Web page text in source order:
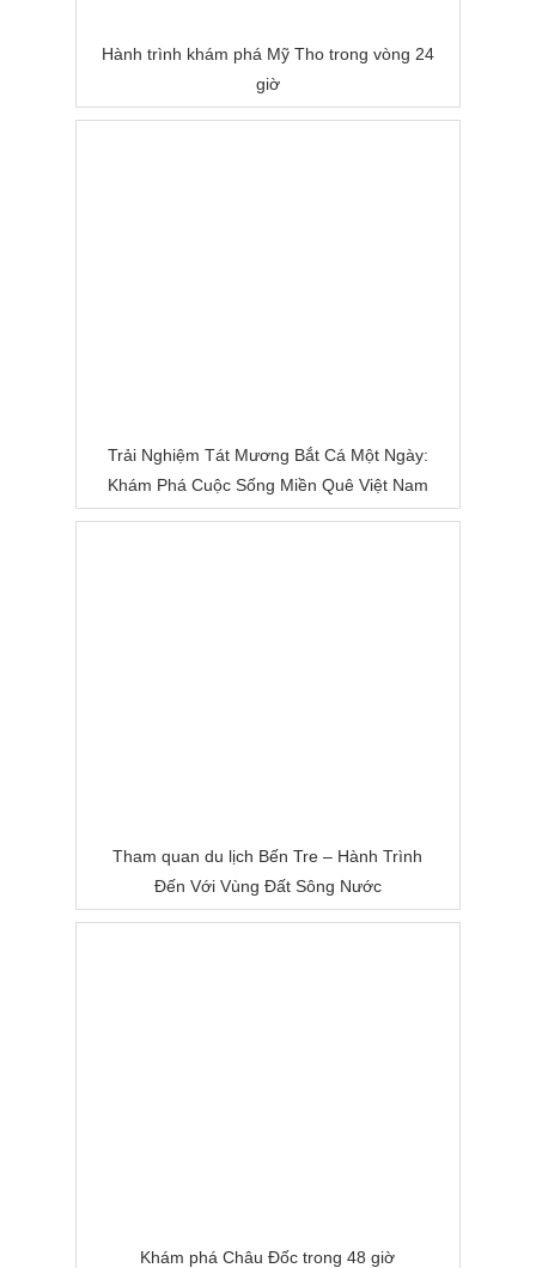
Hành trình khám phá Mỹ Tho trong vòng 24
giờ
Trải Nghiệm Tát Mương Bắt Cá Một Ngày:
Khám Phá Cuộc Sống Miền Quê Việt Nam
Tham quan du lịch Bến Tre – Hành Trình
Đến Với Vùng Đất Sông Nước
Khám phá Châu Đốc trong 48 giờ